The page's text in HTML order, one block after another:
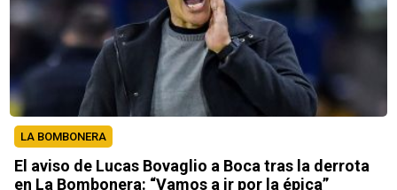
LA BOMBONERA
El aviso de Lucas Bovaglio a Boca tras la derrota
en La Bombonera: “Vamos a ir por la épica”